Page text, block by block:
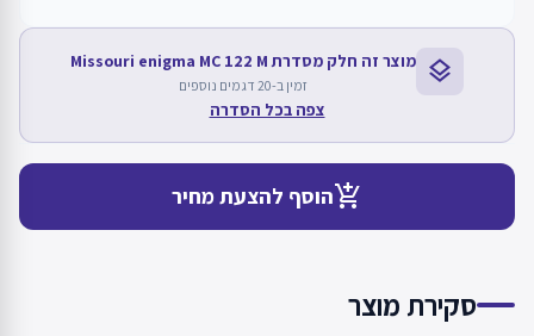
layers מוצר זה חלק מסדרת Missouri enigma MC 122 M
זמין ב-20 דגמים נוספים
צפה בכל הסדרה
add_shopping_cartהוסף להצעת מחיר
סקירת מוצר